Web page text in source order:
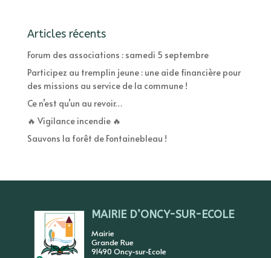
Articles récents
Forum des associations : samedi 5 septembre
Participez au tremplin jeune : une aide financière pour
des missions au service de la commune !
Ce n’est qu’un au revoir…
🔥 Vigilance incendie 🔥
Sauvons la forêt de Fontainebleau !
MAIRIE D’ONCY-SUR-ECOLE
Mairie
Grande Rue
91490 Oncy-sur-Ecole